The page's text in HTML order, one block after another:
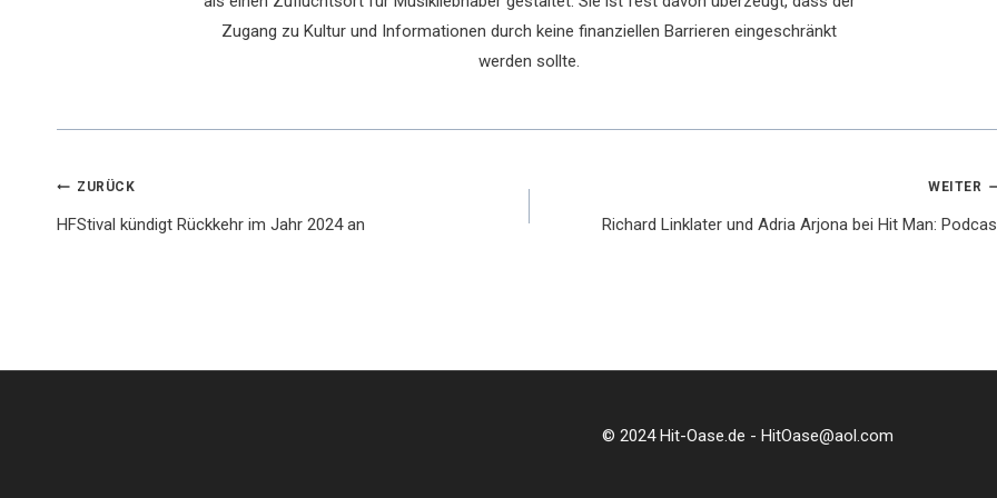
Zugang zu Kultur und Informationen durch keine finanziellen Barrieren eingeschränkt
werden sollte.
Beitragsnavigation
ZURÜCK
HFStival kündigt Rückkehr im Jahr 2024 an
WEITER
Richard Linklater und Adria Arjona bei Hit Man:
© 2024 Hit-Oase.de - HitOase@aol.com